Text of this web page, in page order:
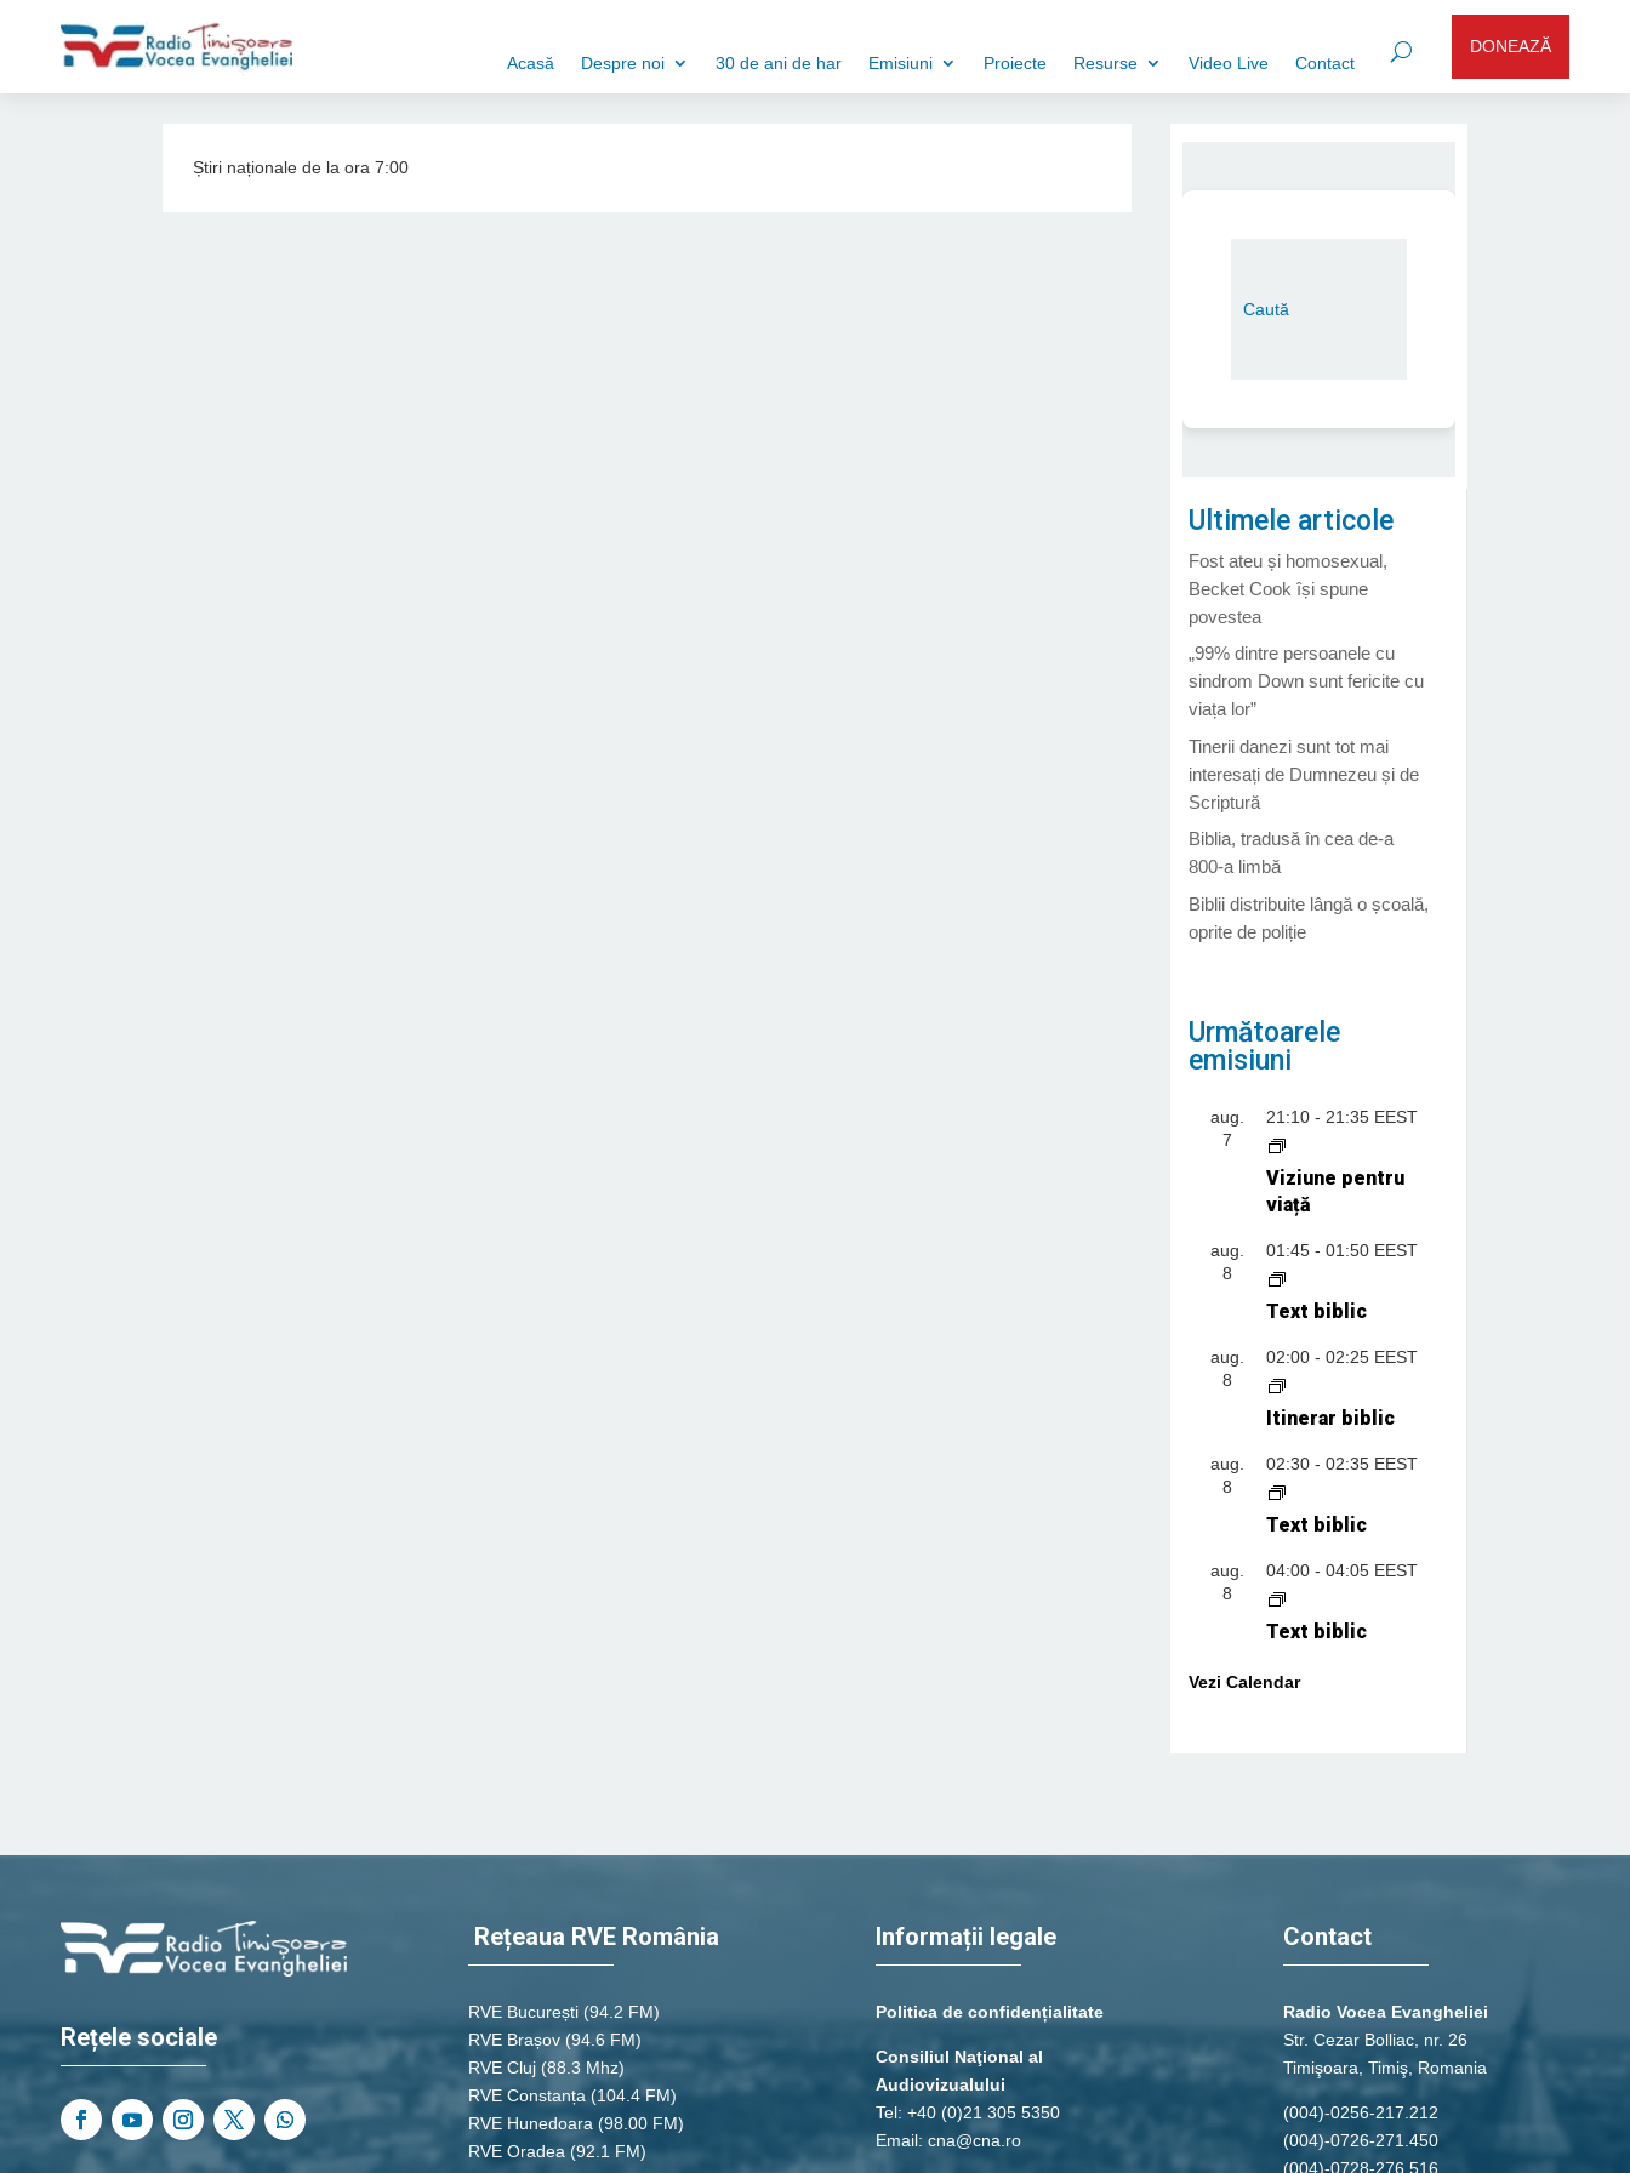
Acasă Despre noi 30 de ani de har Emisiuni Proiecte Resurse Video Live Contact
DONEAZĂ
Știri naționale de la ora 7:00
Ultimele articole
Fost ateu și homosexual,
Becket Cook își spune
povestea
„99% dintre persoanele cu
sindrom Down sunt fericite cu
viața lor”
Tinerii danezi sunt tot mai
interesați de Dumnezeu și de
Scriptură
Biblia, tradusă în cea de-a
800-a limbă
Biblii distribuite lângă o școală,
oprite de poliție
Următoarele
emisiuni
aug.
7
21:10- 21:35 EEST
Viziune pentru
viață
aug.
8
01:45- 01:50 EEST
Text biblic
aug.
8
02:00- 02:25 EEST
Itinerar biblic
aug.
8
02:30- 02:35 EEST
Text biblic
aug.
8
04:00- 04:05 EEST
Text biblic
Vezi Calendar
Rețele sociale
Rețeaua RVE România
RVE București (94.2 FM)
RVE Brașov (94.6 FM)
RVE Cluj (88.3 Mhz)
RVE Constanța (104.4 FM)
RVE Hunedoara (98.00 FM)
RVE Oradea (92.1 FM)
Informații legale
Politica de confidențialitate
Consiliul Naţional al
Audiovizualului
Tel: +40 (0)21 305 5350
Email: cna@cna.ro
Contact
Radio Vocea Evangheliei
Str. Cezar Bolliac, nr. 26
Timişoara, Timiş, Romania
(004)-0256-217.212
(004)-0726-271.450
(004)-0728-276.516